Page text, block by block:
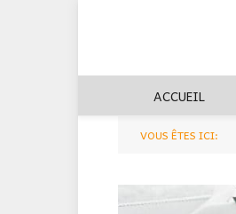
ACCUEIL
VOUS ÊTES ICI: